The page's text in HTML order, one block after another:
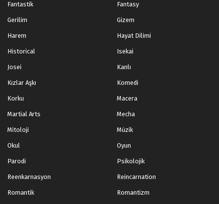
Fantastik Fantasy
Gerilim Gizem
Harem Hayat Dilimi
Historical Isekai
Josei Kanlı
Kızlar Aşkı Komedi
Korku Macera
Martial Arts Mecha
Mitoloji Müzik
Okul Oyun
Parodi Psikolojik
Reenkarnasyon Reincarnation
Romantik Romantizm